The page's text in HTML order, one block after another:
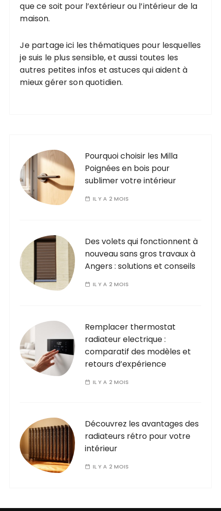
que ce soit pour l’extérieur ou l’intérieur de la
maison.
Je partage ici les thématiques pour lesquelles
je suis le plus sensible, et aussi toutes les
autres petites infos et astuces qui aident à
mieux gérer son quotidien.
Pourquoi choisir les Milla
Poignées en bois pour
sublimer votre intérieur
IL Y A 2 MOIS
Des volets qui fonctionnent à
nouveau sans gros travaux à
Angers : solutions et conseils
IL Y A 2 MOIS
Remplacer thermostat
radiateur electrique :
comparatif des modèles et
retours d’expérience
IL Y A 2 MOIS
Découvrez les avantages des
radiateurs rétro pour votre
intérieur
IL Y A 2 MOIS